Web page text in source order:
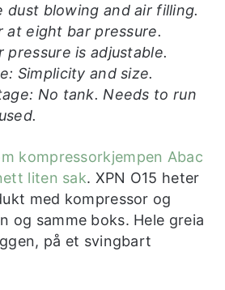
dust blowing and air filling.
at eight bar pressure.
pressure is adjustable.
Simplicity and size.
No tank. Needs to run
kompressorkjempen Abac
liten sak. XPN O15 heter
med kompressor og
og samme boks. Hele greia
på et svingbart